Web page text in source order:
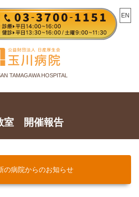
EN
TAMAGAWA HOSPITAL
室 開催報告
の病院からのお知らせ